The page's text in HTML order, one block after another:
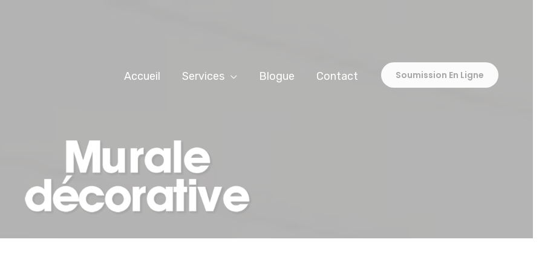
Accueil Services Blogue Contact Soumission En Ligne